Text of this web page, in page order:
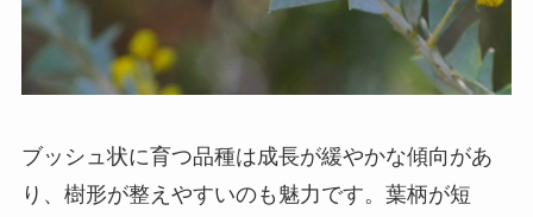
ブッシュ状に育つ品種は成長が緩やかな傾向があ
り、樹形が整えやすいのも魅力です。葉柄が短